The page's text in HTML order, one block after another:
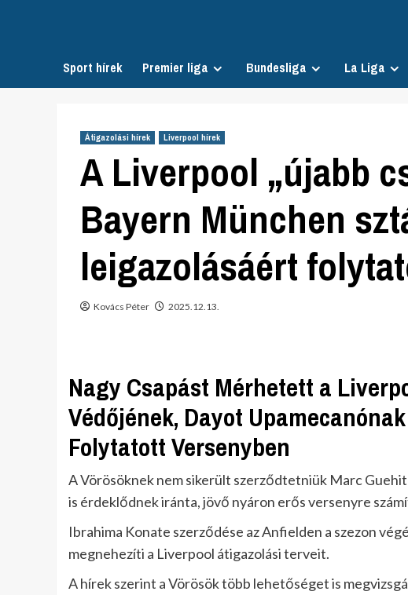
Sport hírek Premier liga Bundesliga La Liga
Átigazolási hírek Liverpool hírek
A Liverpool „újabb
Bayern München
leigazolásáért
Kovács Péter 2025.12.13.
Nagy Csapást Mérhetett a
Védőjének, Dayot
Folytatott Versenyben
A Vörösöknek nem sikerült szerződtetniük Marc
is érdeklődnek iránta, jövő nyáron erős versenyre
Ibrahima Konate szerződése az Anfielden a szezon
megnehezíti a Liverpool átigazolási terveit.
A hírek szerint a Vörösök több lehetőséget is